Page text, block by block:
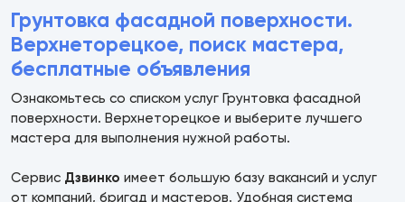
Грунтовка фасадной поверхности.
Верхнеторецкое, поиск мастера,
бесплатные объявления
Ознакомьтесь со списком услуг Грунтовка фасадной
поверхности. Верхнеторецкое и выберите лучшего
мастера для выполнения нужной работы.
Сервис Дзвинко имеет большую базу вакансий и услуг
от компаний, бригад и мастеров. Удобная система